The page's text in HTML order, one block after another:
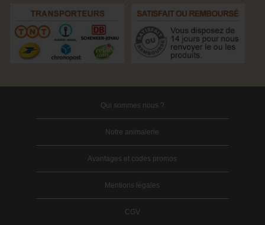
Qui sommes nous ?
Notre animalerie
Avantages et codes promos
Mentions légales
CGV